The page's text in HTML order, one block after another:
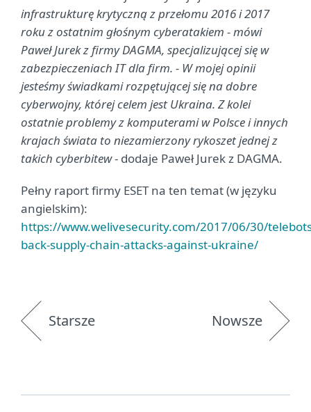
infrastrukturę krytyczną z przełomu 2016 i 2017
roku z ostatnim głośnym cyberatakiem - mówi
Paweł Jurek z firmy DAGMA, specjalizującej się w
zabezpieczeniach IT dla firm. - W mojej opinii
jesteśmy świadkami rozpętującej się na dobre
cyberwojny, której celem jest Ukraina. Z kolei
ostatnie problemy z komputerami w Polsce i innych
krajach świata to niezamierzony rykoszet jednej z
takich cyberbitew- dodaje Paweł Jurek z DAGMA.
Pełny raport firmy ESET na ten temat (w języku
angielskim):
https://www.welivesecurity.com/2017/06/30/
back-supply-chain-attacks-against-ukraine/
Starsze Nowsze